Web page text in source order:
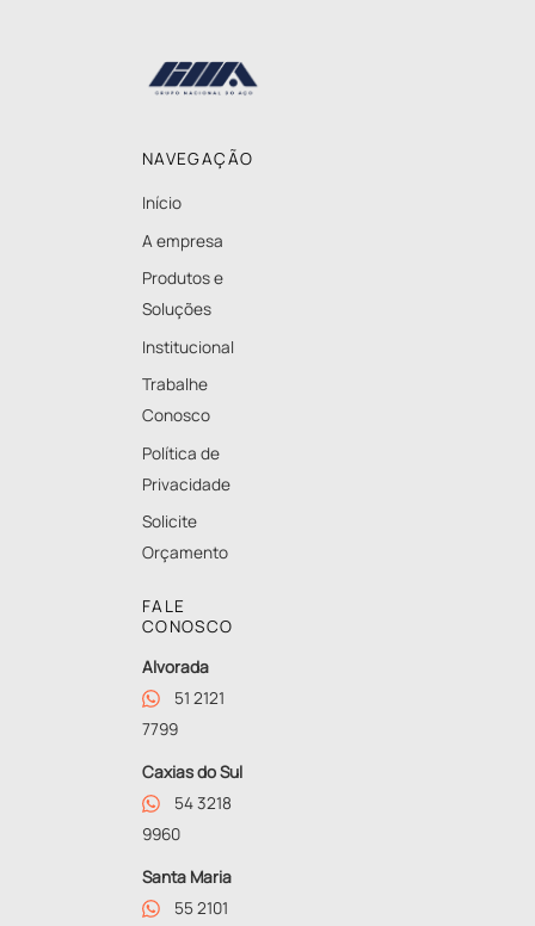
NAVEGAÇÃO
Início
A empresa
Produtos e
Soluções
Institucional
Trabalhe
Conosco
Política de
Privacidade
Solicite
Orçamento
FALE
CONOSCO
Alvorada
51 2121
7799
Caxias do Sul
54 3218
9960
Santa Maria
55 2101